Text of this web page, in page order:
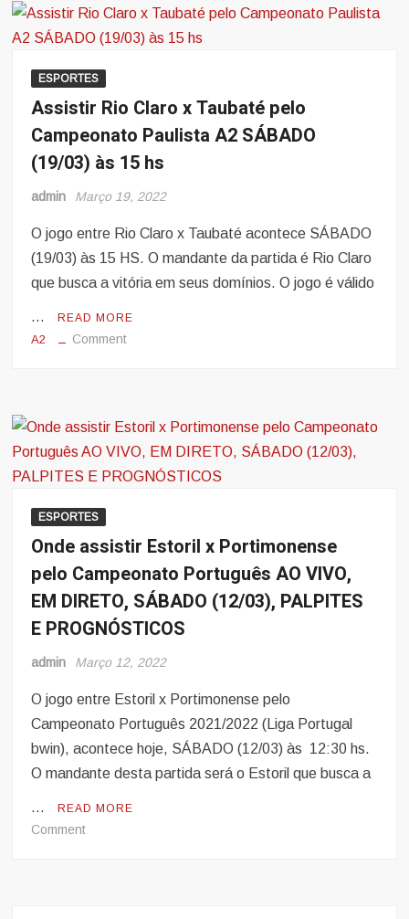
Bento
x
Velo
Campeonato
Paulista
A2
(19/03)
15
hs
ESPORTES
Assistir Rio Claro x Taubaté pelo
Campeonato Paulista A2 SÁBADO
(19/03) às 15 hs
admin Março 19, 2022
O jogo entre Rio Claro x Taubaté acontece SÁBADO
(19/03) às 15 HS. O mandante da partida é Rio Claro
que busca a vitória em seus domínios. O jogo é válido
… READ MORE
A2 Commenton
x
Taubaté
Campeonato
SÁBADO
(19/03)
15
hs
ESPORTES
Onde assistir Estoril x Portimonense
pelo Campeonato Português AO VIVO,
EM DIRETO, SÁBADO (12/03), PALPITES
E PROGNÓSTICOS
admin Março 12, 2022
O jogo entre Estoril x Portimonense pelo
Campeonato Português 2021/2022 (Liga Portugal
bwin), acontece hoje, SÁBADO (12/03) às 12:30 hs.
O mandante desta partida será o Estoril que busca a
… READ MORE
Commenton